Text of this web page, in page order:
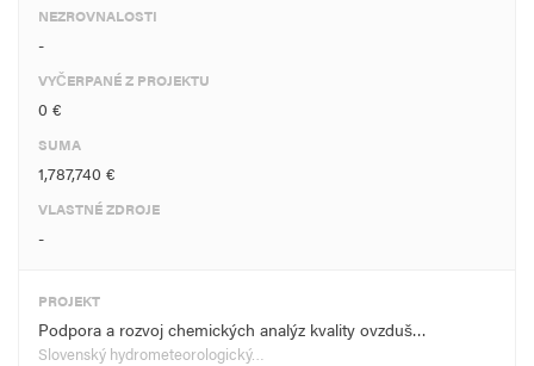
NEZROVNALOSTI
-
VYČERPANÉ Z PROJEKTU
0 €
SUMA
1,787,740 €
VLASTNÉ ZDROJE
-
PROJEKT
Podpora a rozvoj chemických analýz kvality ovzduš…
Slovenský hydrometeorologický…